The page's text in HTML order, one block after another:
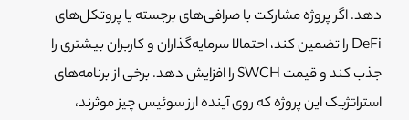
دهد. اگر پروژه مشارکت با صرافی‌های برجسته یا پروتکل‌های
DeFi را تضمین کند، احتمالا سرمایه‌گذاران و کاربران بیشتری را
جذب کند و قیمت SWCH را افزایش دهد. برخی از برنامه‌های
استراتژیک این پروژه که روی آینده ارز سوئيس چیز موثرند،